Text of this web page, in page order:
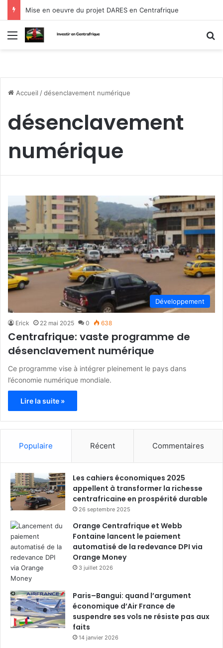
Mise en oeuvre du projet DARES en Centrafrique
Menu
Accueil /désenclavement numérique
désenclavement
numérique
Développement
Erick 22 mai 2025 0 638
Centrafrique: vaste programme de
désenclavement numérique
Ce programme vise à intégrer pleinement le pays dans
l’économie numérique mondiale.
Lire la suite »
Populaire Récent Commentaires
Les cahiers économiques 2025
appellent à transformer la richesse
centrafricaine en prospérité durable
26 septembre 2025
Orange Centrafrique et Webb
Fontaine lancent le paiement
automatisé de la redevance DPI via
Orange Money
3 juillet 2026
Paris–Bangui: quand l’argument
économique d’Air France de
suspendre ses vols ne résiste pas aux
faits
14 janvier 2026